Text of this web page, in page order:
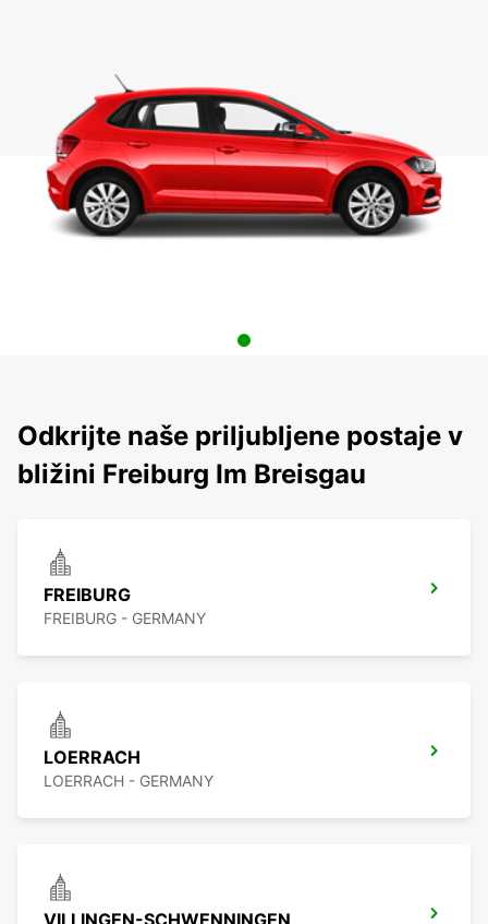
Odkrijte naše priljubljene postaje v
bližini Freiburg Im Breisgau
FREIBURG
FREIBURG - GERMANY
LOERRACH
LOERRACH - GERMANY